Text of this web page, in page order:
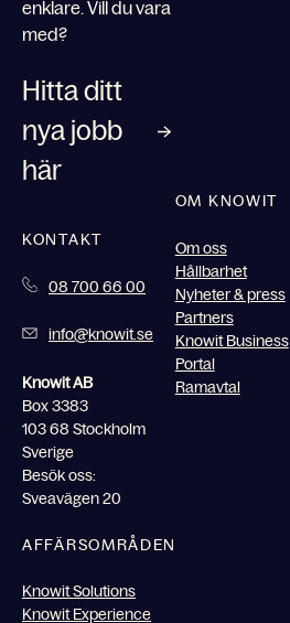
enklare. Vill du vara
med?
Hitta ditt
nya jobb
här
KONTAKT
08 700 66 00
info@knowit.se
Knowit AB
Box 3383
103 68 Stockholm
Sverige
Besök oss:
Sveavägen 20
OM KNOWIT
Om oss
Hållbarhet
Nyheter & press
Partners
Knowit Business
Portal
Ramavtal
AFFÄRSOMRÅDEN
Knowit Solutions
Knowit Experience